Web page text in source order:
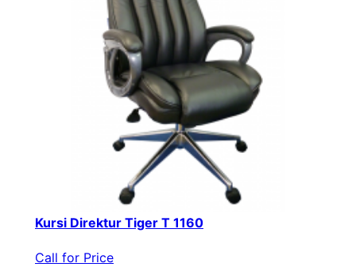
Kursi Direktur Tiger T 1160
Call for Price